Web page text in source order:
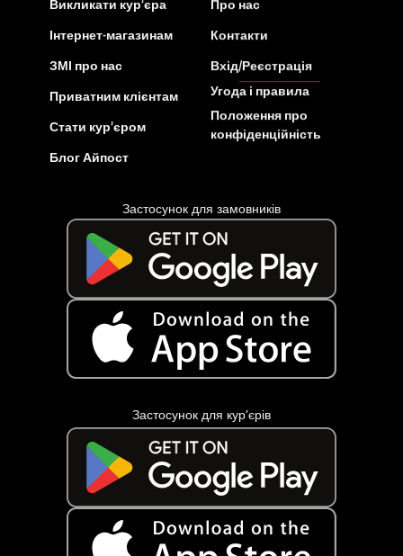
Викликати кур’єра
Інтернет-магазинам
ЗМІ про нас
Приватним клієнтам
Стати кур’єром
Блог Айпост
Про нас
Контакти
Вхід/Реєстрація
Угода і правила
Положення про
конфіденційність
Застосунок для замовників
Застосунок для кур’єрів